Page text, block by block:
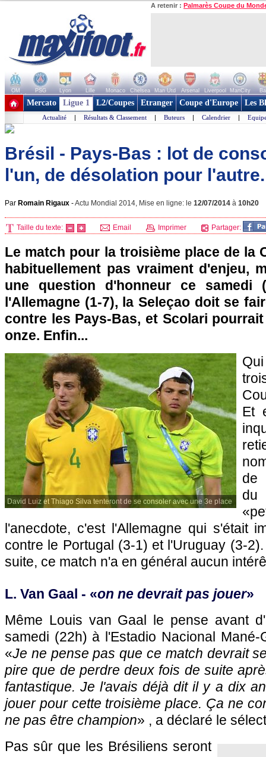
A retenir : Palmarès Coupe du
OM PSG Lyon Lille Monaco Chelsea Man Utd Arsenal Liverpool ManCity
+ de clubs
Mercato Ligue 1 L2/Coupes Etranger Coupe d'Europe Les
Actualité | Résultats & Classement | Buteurs | Calendrier |
Brésil - Pays-Bas : lot de
l'un, de désolation pour
Par Romain Rigaux -Actu Mondial 2014, Mise en ligne: le 12/07/2014 à 10h20
Taille du texte: Email Imprimer Partager:
Le match pour la troisième place de la
habituellement pas vraiment d'enjeu,
une question d'honneur ce samedi
l'Allemagne (1-7), la Seleçao doit se
contre les Pays-Bas, et Scolari
onze. Enfin...
David Luiz et Thiago Silva tenteront de se consoler avec une 3e place
Et
de
l'anecdote, c'est l'Allemagne qui s'était
contre le Portugal (3-1) et l'Uruguay (3-
suite, ce match n'a en général aucun
L. Van Gaal - «on ne devrait pas jouer»
Même Louis van Gaal le pense avant
samedi (22h) à l'Estadio Nacional Mané-
«Je ne pense pas que ce match devrait
pire que de perdre deux fois de suite
fantastique. Je l'avais déjà dit il y a dix
jouer pour cette troisième place. Ça ne
ne pas être champion» , a déclaré le
Pas sûr que les Brésiliens seront